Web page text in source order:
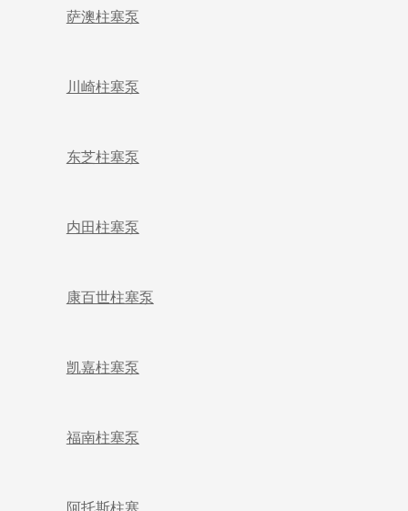
萨澳柱塞泵
川崎柱塞泵
东芝柱塞泵
内田柱塞泵
康百世柱塞泵
凯嘉柱塞泵
福南柱塞泵
阿托斯柱塞